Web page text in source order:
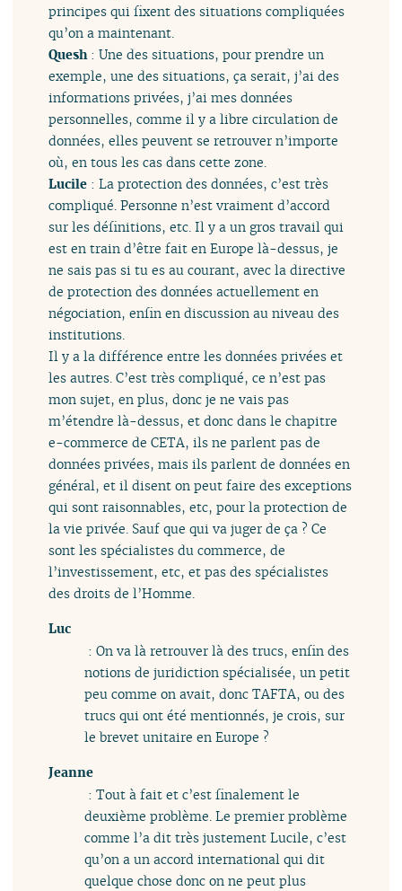
principes qui fixent des situations compliquées
qu’on a maintenant.
Quesh: Une des situations, pour prendre un
exemple, une des situations, ça serait, j’ai des
informations privées, j’ai mes données
personnelles, comme il y a libre circulation de
données, elles peuvent se retrouver n’importe
où, en tous les cas dans cette zone.
Lucile : La protection des données, c’est très
compliqué. Personne n’est vraiment d’accord
sur les définitions, etc. Il y a un gros travail qui
est en train d’être fait en Europe là-dessus, je
ne sais pas si tu es au courant, avec la directive
de protection des données actuellement en
négociation, enfin en discussion au niveau des
institutions.
Il y a la différence entre les données privées et
les autres. C’est très compliqué, ce n’est pas
mon sujet, en plus, donc je ne vais pas
m’étendre là-dessus, et donc dans le chapitre
e-commerce de CETA, ils ne parlent pas de
données privées, mais ils parlent de données en
général, et il disent on peut faire des exceptions
qui sont raisonnables, etc, pour la protection de
la vie privée. Sauf que qui va juger de ça ? Ce
sont les spécialistes du commerce, de
l’investissement, etc, et pas des spécialistes
des droits de l’Homme.
Luc
: On va là retrouver là des trucs, enfin des
notions de juridiction spécialisée, un petit
peu comme on avait, donc TAFTA, ou des
trucs qui ont été mentionnés, je crois, sur
le brevet unitaire en Europe ?
Jeanne
: Tout à fait et c’est finalement le
deuxième problème. Le premier problème
comme l’a dit très justement Lucile, c’est
qu’on a un accord international qui dit
quelque chose donc on ne peut plus